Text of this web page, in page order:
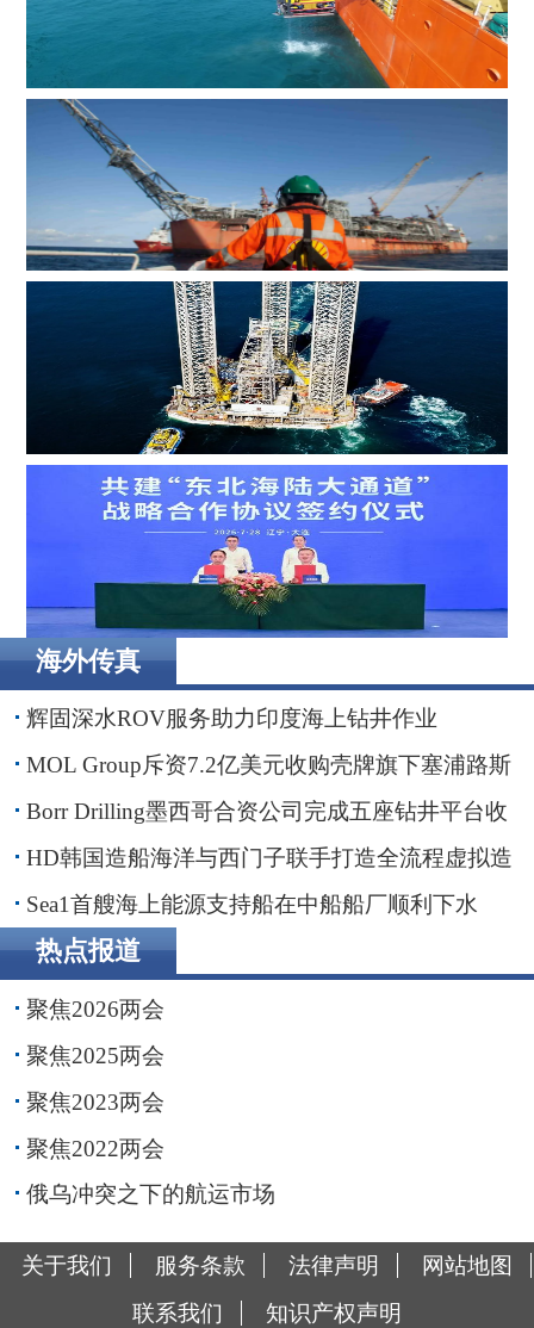
辉固深水ROV服务助力印度海上钻井作业
MOL Group斥资7.2亿美元收购壳牌旗下塞浦路斯子公司
Borr Drilling墨西哥合资公司完成五座钻井平台收购，交易
额2.87亿美元
辽港集团携手国铁沈阳局，落地多项重点合作项目
海外传真
辉固深水ROV服务助力印度海上钻井作业
MOL Group斥资7.2亿美元收购壳牌旗下塞浦路斯
子公司
Borr Drilling墨西哥合资公司完成五座钻井平台收
购，交易额2.87亿美元
HD韩国造船海洋与西门子联手打造全流程虚拟造
船平台
Sea1首艘海上能源支持船在中船船厂顺利下水
热点报道
聚焦2026两会
聚焦2025两会
聚焦2023两会
聚焦2022两会
俄乌冲突之下的航运市场
关于我们 服务条款 法律声明
网站地图
联系我们
知识产权声明